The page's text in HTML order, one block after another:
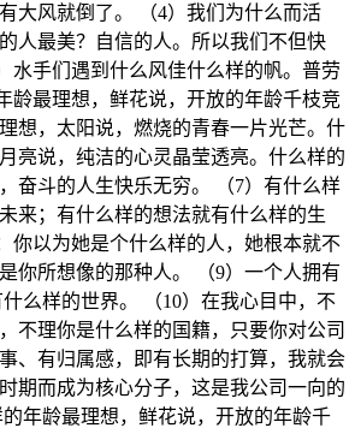
大风就倒了。 （4）我们为什么而活
人最美？自信的人。所以我们不但快
水手们遇到什么风佳什么样的帆。普劳
龄最理想，鲜花说，开放的年龄千枝竞
想，太阳说，燃烧的青春一片光芒。什
亮说，纯洁的心灵晶莹透亮。什么样的
奋斗的人生快乐无穷。 （7）有什么样
来；有什么样的想法就有什么样的生
你以为她是个什么样的人，她根本就不
你所想像的那种人。 （9）一个人拥有
么样的世界。 （10）在我心目中，不
不理你是什么样的国籍，只要你对公司
、有归属感，即有长期的打算，我就会
期而成为核心分子，这是我公司一向的
年龄最理想，鲜花说，开放的年龄千